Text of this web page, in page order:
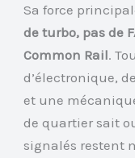
Sa force
de turbo, pas de
Common Rail.
d’électronique,
et une
de quartier sait
signalés restent